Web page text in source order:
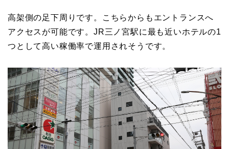
高架側の足下周りです。こちらからもエントランスへ
アクセスが可能です。JR三ノ宮駅に最も近いホテルの1
つとして高い稼働率で運用されそうです。